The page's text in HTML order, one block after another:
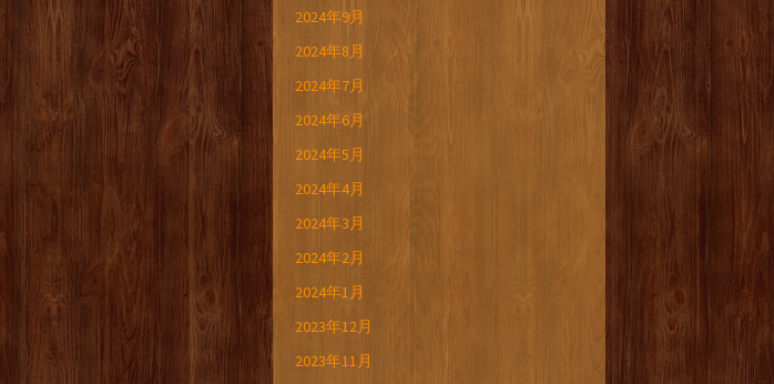
2024年9月
2024年8月
2024年7月
2024年6月
2024年5月
2024年4月
2024年3月
2024年2月
2024年1月
2023年12月
2023年11月